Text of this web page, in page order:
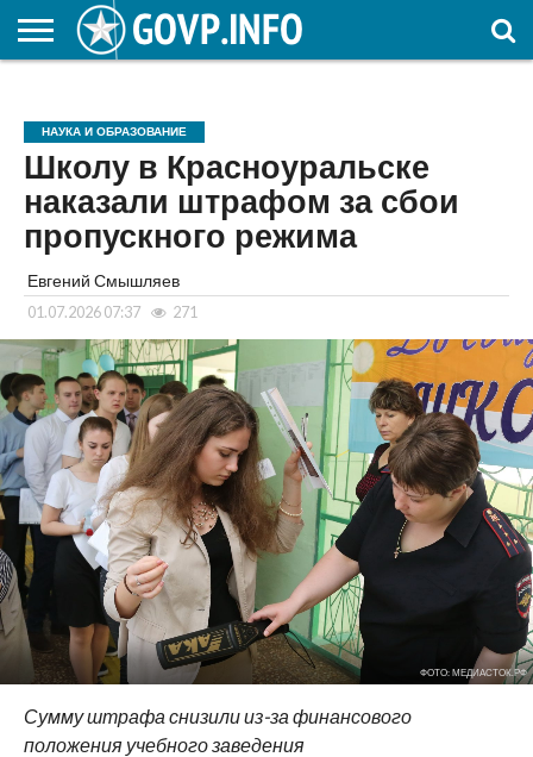
ОБРАЗОВАНИЕ
НАУКА И ОБРАЗОВАНИЕ
Школу в Красноуральске
наказали штрафом за сбои
пропускного режима
Евгений Смышляев
01.07.2026 07:37 271
ФОТО: МЕДИАСТОК.РФ
Сумму штрафа снизили из-за финансового
положения учебного заведения